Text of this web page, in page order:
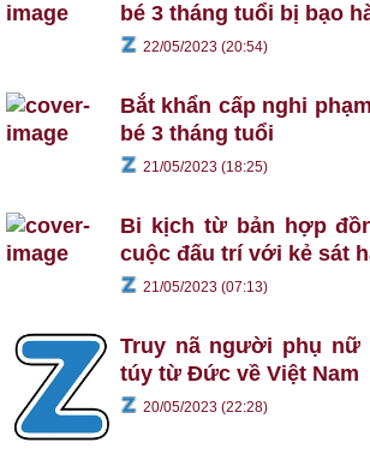
bé 3 tháng tuổi bị bạo
22/05/2023 (20:54)
Bắt khẩn cấp nghi
bé 3 tháng tuổi
21/05/2023 (18:25)
Bi kịch từ bản hợp
cuộc đấu trí với kẻ sát
21/05/2023 (07:13)
Truy nã người phụ nữ
túy từ Đức về Việt Nam
20/05/2023 (22:28)